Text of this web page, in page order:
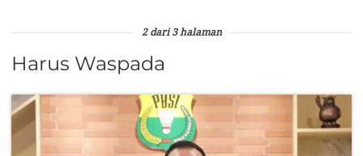
2 dari 3 halaman
Harus Waspada